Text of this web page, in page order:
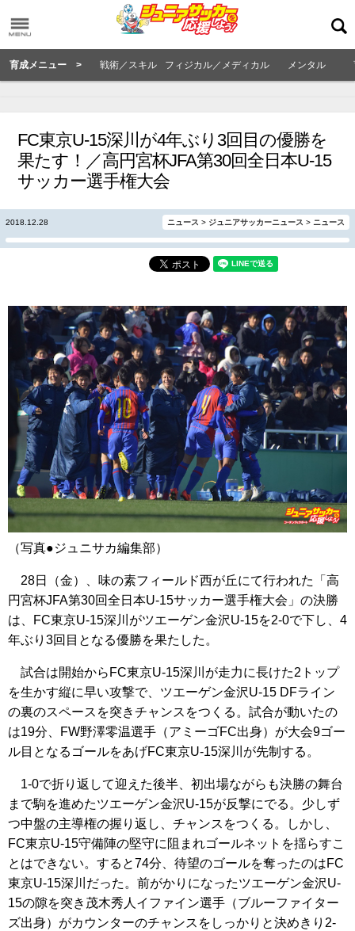
育成メニュー > 戦術／スキル フィジカル／メディカル メンタル
FC東京U-15深川が4年ぶり3回目の優勝を
果たす！／高円宮杯JFA第30回全日本U-15
サッカー選手権大会
2018.12.28 ニュース > ジュニアサッカーニュース > ニュース
（写真●ジュニサカ編集部）
28日（金）、味の素フィールド西が丘にて行われた「高
円宮杯JFA第30回全日本U-15サッカー選手権大会」の決勝
は、FC東京U-15深川がツエーゲン金沢U-15を2-0で下し、4
年ぶり3回目となる優勝を果たした。
試合は開始からFC東京U-15深川が走力に長けた2トップ
を生かす縦に早い攻撃で、ツエーゲン金沢U-15 DFライン
の裏のスペースを突きチャンスをつくる。試合が動いたの
は19分、FW野澤零温選手（アミーゴFC出身）が大会9ゴー
ル目となるゴールをあげFC東京U-15深川が先制する。
1-0で折り返して迎えた後半、初出場ながらも決勝の舞台
まで駒を進めたツエーゲン金沢U-15が反撃にでる。少しず
つ中盤の主導権の握り返し、チャンスをつくる。しかし、
FC東京U-15守備陣の堅守に阻まれゴールネットを揺らすこ
とはできない。すると74分、待望のゴールを奪ったのはFC
東京U-15深川だった。前がかりになったツエーゲン金沢U-
15の隙を突き茂木秀人イファイン選手（ブルーファイター
ズ出身）がカウンターのチャンスをしっかりと決めきり2-